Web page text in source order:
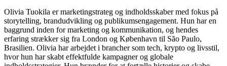
Olivia Tuokila er marketingstrateg og indholdsskaber med fokus på
storytelling, brandudvikling og publikumsengagement. Hun har en
baggrund inden for marketing og kommunikation, og hendes
erfaring strækker sig fra London og København til São Paulo,
Brasilien. Olivia har arbejdet i brancher som tech, krypto og livsstil,
hvor hun har skabt effektfulde kampagner og globale